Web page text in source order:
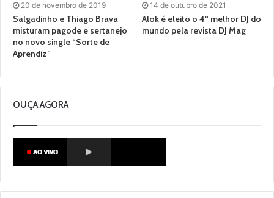
20 de novembro de 2019
Salgadinho e Thiago Brava
misturam pagode e sertanejo
no novo single “Sorte de
Aprendiz”
14 de outubro de 2021
Alok é eleito o 4º melhor DJ do
mundo pela revista DJ Mag
OUÇA AGORA